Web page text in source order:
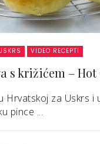
VIDEO RECEPTI
s križićem – Hot
Hrvatskoj za Uskrs i
pince ...